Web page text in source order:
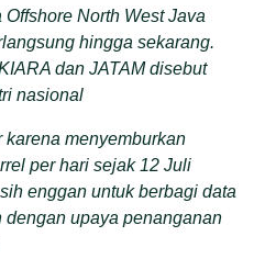
North West Java
hingga sekarang.
dan JATAM disebut
nasional
menyemburkan
per hari sejak 12 Juli
enggan untuk berbagi data
upaya penanganan